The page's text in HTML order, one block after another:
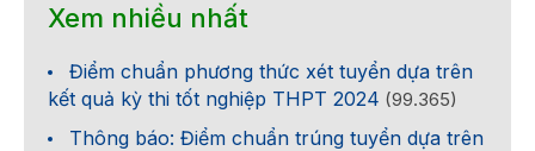
Xem nhiều nhất
Điểm chuẩn phương thức xét tuyển dựa trên
kết quả kỳ thi tốt nghiệp THPT 2024 (99.365)
Thông báo: Điểm chuẩn trúng tuyển dựa trên